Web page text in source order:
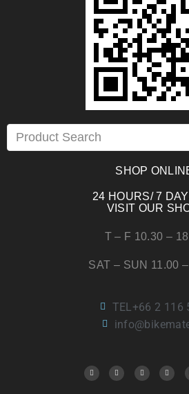
SHOP
24 HOURS/ 7
VISIT OUR
T – F 10.30 –
SAT – SUN 11.00
TEL+66 2 116